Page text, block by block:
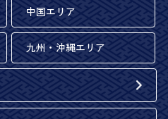
中国エリア
九州・沖縄エリア